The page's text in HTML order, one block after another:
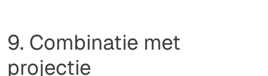
9. Combinatie met
projectie